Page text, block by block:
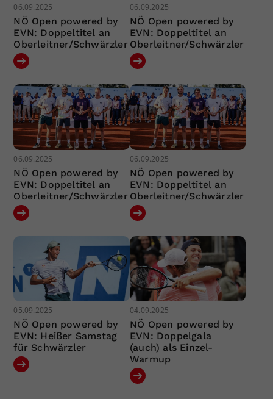
06.09.2025
NÖ Open powered by
EVN: Doppeltitel an
Oberleitner/Schwärzler
06.09.2025
NÖ Open powered by
EVN: Doppeltitel an
Oberleitner/Schwärzler
06.09.2025
NÖ Open powered by
EVN: Doppeltitel an
Oberleitner/Schwärzler
06.09.2025
NÖ Open powered by
EVN: Doppeltitel an
Oberleitner/Schwärzler
05.09.2025
NÖ Open powered by
EVN: Heißer Samstag
für Schwärzler
04.09.2025
NÖ Open powered by
EVN: Doppelgala
(auch) als Einzel-
Warmup